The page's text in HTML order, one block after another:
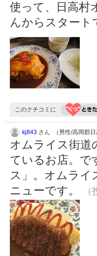
使って、日高村
んからスタート
このクチコミに
kj843 さん （男性/高岡郡日
オムライス街道
ているお店。で
ス」。オムラ
ニューです。